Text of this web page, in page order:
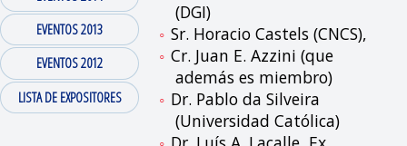
EVENTOS 2013
EVENTOS 2012
LISTA DE EXPOSITORES
(DGI)
Sr. Horacio Castels (CNCS),
Cr. Juan E. Azzini (que
además es miembro)
Dr. Pablo da Silveira
(Universidad Católica)